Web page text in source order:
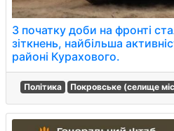
З початку доби на фронті
зіткнень, найбільша
районі Курахового.
Політика Покровське (селище